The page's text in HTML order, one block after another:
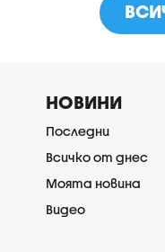
НОВИНИ
Последни
Всичко от днес
Моята новина
Видео